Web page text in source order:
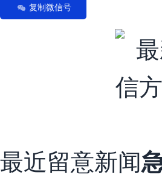
复制微信号
最近留意新闻